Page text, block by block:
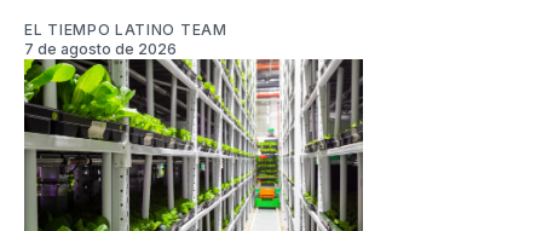
EL TIEMPO LATINO TEAM
7 de agosto de 2026